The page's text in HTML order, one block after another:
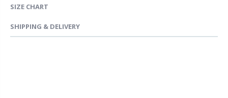
SIZE CHART
SHIPPING & DELIVERY